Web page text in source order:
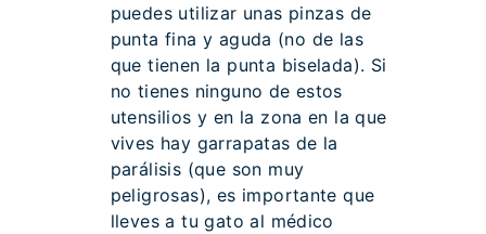
puedes utilizar unas pinzas de
punta fina y aguda (no de las
que tienen la punta biselada). Si
no tienes ninguno de estos
utensilios y en la zona en la que
vives hay garrapatas de la
parálisis (que son muy
peligrosas), es importante que
lleves a tu gato al médico